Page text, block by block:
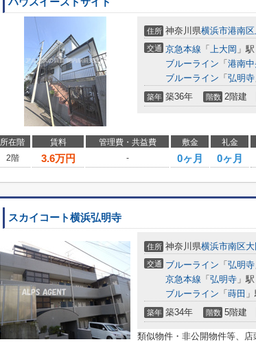
住所 神奈川県横浜市港南区
交通 京急本線 「 上大岡 」
ブルーライン 「 港南
ブルーライン 「 弘明寺
築年 築36年 階数 2階建
所在階 賃料 管理費・共益費 敷金 礼金
2階
3.6万円 - 0ヶ月 0ヶ月
スカイコート横浜弘明寺
住所 神奈川県横浜市南区大
交通 ブルーライン 「 弘明寺
京急本線 「 弘明寺 」
ブルーライン 「 蒔田
築年 築34年 階数 5階建
類似物件・非公開物件等、